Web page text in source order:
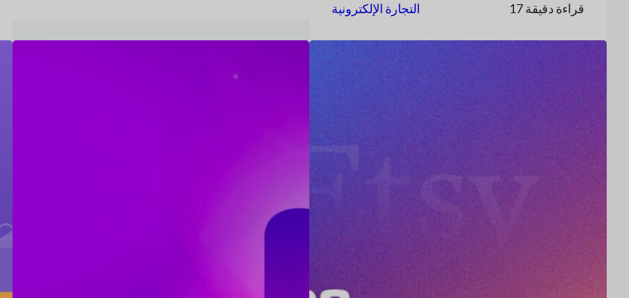
التجارة الإلكترونية 17 قراءة دقيقة